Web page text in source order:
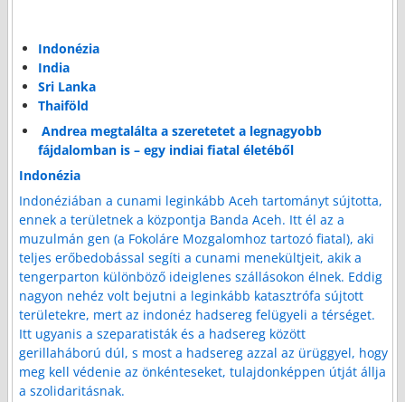
Indonézia
India
Sri Lanka
Thaiföld
Andrea megtalálta a szeretetet a legnagyobb
fájdalomban is – egy indiai fiatal életéből
Indonézia
Indonéziában a cunami leginkább Aceh tartományt sújtotta,
ennek a területnek a központja Banda Aceh. Itt él az a
muzulmán gen (a Fokoláre Mozgalomhoz tartozó fiatal), aki
teljes erőbedobással segíti a cunami menekültjeit, akik a
tengerparton különböző ideiglenes szállásokon élnek. Eddig
nagyon nehéz volt bejutni a leginkább katasztrófa sújtott
területekre, mert az indonéz hadsereg felügyeli a térséget.
Itt ugyanis a szeparatisták és a hadsereg között
gerillaháború dúl, s most a hadsereg azzal az ürüggyel, hogy
meg kell védenie az önkénteseket, tulajdonképpen útját állja
a szolidaritásnak.